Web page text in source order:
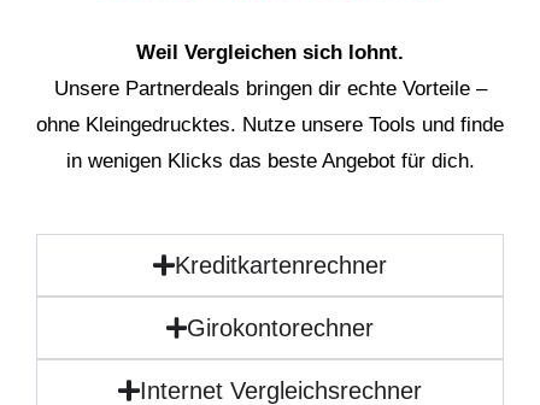
Weil Vergleichen sich lohnt.
Unsere Partnerdeals bringen dir echte Vorteile –
ohne Kleingedrucktes. Nutze unsere Tools und finde
in wenigen Klicks das beste Angebot für dich.
Kreditkartenrechner
Girokontorechner
Internet Vergleichsrechner